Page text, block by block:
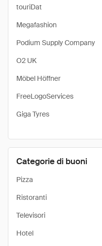
touriDat
Megafashion
Podium Supply Company
O2 UK
Möbel Höffner
FreeLogoServices
Giga Tyres
Categorie di buoni
Pizza
Ristoranti
Televisori
Hotel